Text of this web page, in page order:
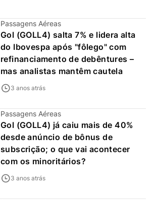
Passagens Aéreas
Gol (GOLL4) salta 7% e lidera alta
do Ibovespa após "fôlego" com
refinanciamento de debêntures –
mas analistas mantêm cautela
3 anos atrás
Passagens Aéreas
Gol (GOLL4) já caiu mais de 40%
desde anúncio de bônus de
subscrição; o que vai acontecer
com os minoritários?
3 anos atrás